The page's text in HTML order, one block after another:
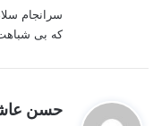
سرانجام
که بی
حسن